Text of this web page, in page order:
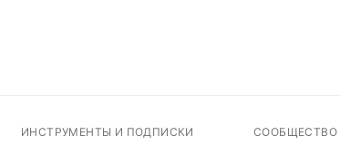
ИНСТРУМЕНТЫ И ПОДПИСКИ СООБЩЕСТВО